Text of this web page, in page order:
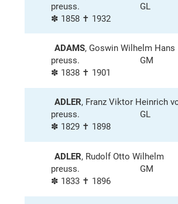
preuss.
GL
✽ 1858 ✝ 1932
ADAMS, Goswin Wilhelm Hans
preuss.
GM
✽ 1838 ✝ 1901
ADLER, Franz Viktor Heinrich
preuss.
GL
✽ 1829 ✝ 1898
ADLER, Rudolf Otto Wilhelm
preuss.
GM
✽ 1833 ✝ 1896